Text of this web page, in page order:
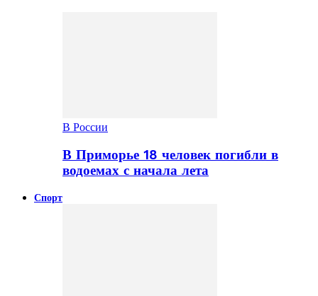
В России
В Приморье 18 человек погибли в
водоемах с начала лета
Спорт